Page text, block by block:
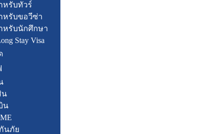
หรับทัวร์
หรับขอวีซ่า
หรับนักศึกษา
Stay Visa
น
น
นภัย